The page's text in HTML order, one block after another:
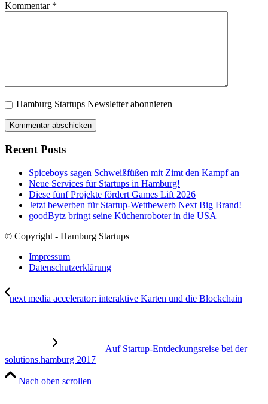
Kommentar *
Hamburg Startups Newsletter abonnieren
Recent Posts
Spiceboys sagen Schweißfüßen mit Zimt den Kampf an
Neue Services für Startups in Hamburg!
Diese fünf Projekte fördert Games Lift 2026
Jetzt bewerben für Startup-Wettbewerb Next Big Brand!
goodBytz bringt seine Küchenroboter in die USA
© Copyright - Hamburg Startups
Impressum
Datenschutzerklärung
next media accelerator: interaktive Karten und die Blockchain
Auf Startup-Entdeckungsreise bei der
solutions.hamburg 2017
Nach oben scrollen